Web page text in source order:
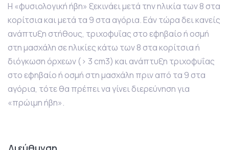
Η «φυσιολογική ήβη» ξεκινάει μετά την ηλικία των 8 στα
κορίτσια και μετά τα 9 στα αγόρια. Εάν τώρα δει κανείς
ανάπτυξη στήθους, τριχοφυΐας στο εφηβαίο ή οσμή
στη μασχάλη σε ηλικίες κάτω των 8 στα κορίτσια ή
διόγκωση όρχεων (> 3 cm3) και ανάπτυξη τριχοφυΐας
στο εφηβαίο ή οσμή στη μασχάλη πριν από τα 9 στα
αγόρια, τότε θα πρέπει να γίνει διερεύνηση για
«πρώιμη ήβη».